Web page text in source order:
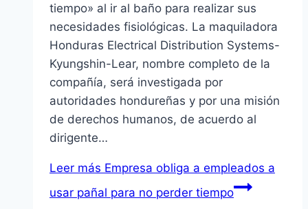
tiempo» al ir al baño para realizar sus
necesidades fisiológicas. La maquiladora
Honduras Electrical Distribution Systems-
Kyungshin-Lear, nombre completo de la
compañía, será investigada por
autoridades hondureñas y por una misión
de derechos humanos, de acuerdo al
dirigente…
Leer más Empresa obliga a empleados a
usar pañal para no perder tiempo